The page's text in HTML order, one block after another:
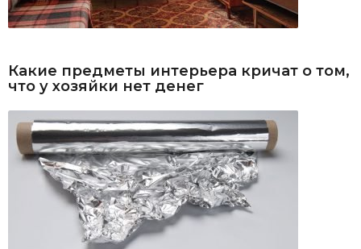
Какие предметы интерьера кричат о том,
что у хозяйки нет денег